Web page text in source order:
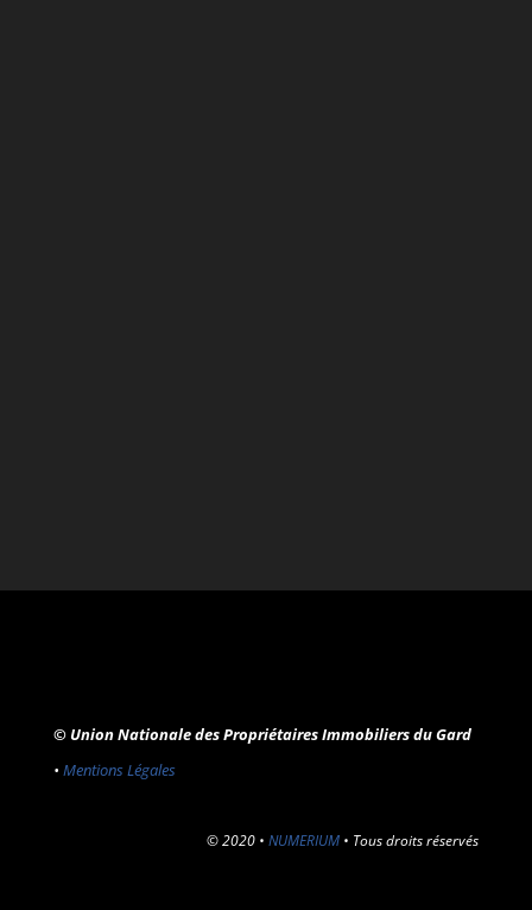
© Union Nationale des Propriétaires Immobiliers du Gard
• Mentions Légales
© 2020 •NUMERIUM • Tous droits réservés